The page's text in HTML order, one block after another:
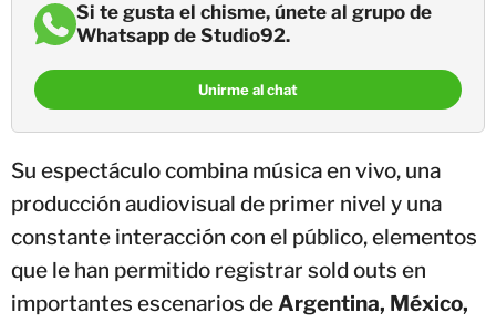
Si te gusta el chisme, únete al grupo de
Whatsapp de Studio92.
Unirme al chat
Su espectáculo combina música en vivo, una
producción audiovisual de primer nivel y una
constante interacción con el público, elementos
que le han permitido registrar sold outs en
importantes escenarios deArgentina, México,